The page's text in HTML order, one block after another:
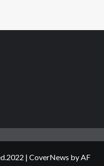
| CoverNews by AF